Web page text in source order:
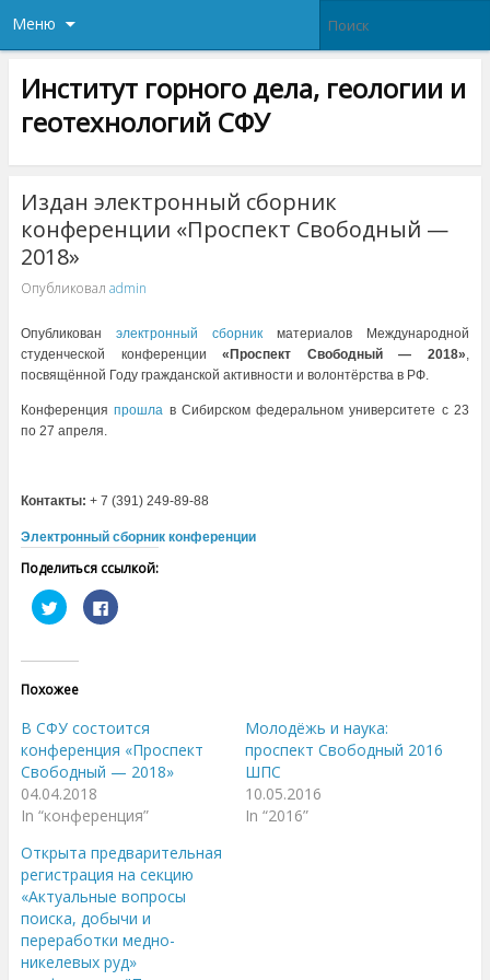
Меню
Институт горного дела, геологии и
геотехнологий СФУ
Издан электронный сборник
конференции «Проспект Свободный —
2018»
Опубликовал admin
Опубликован электронный сборник материалов Международной
студенческой конференции«Проспект Свободный — 2018»,
посвящённой Году гражданской активности и волонтёрства в РФ.
Конференцияпрошла в Сибирском федеральном университете с 23
по 27 апреля.
Контакты: + 7 (391) 249-89-88
Электронный сборник конференции
Поделиться ссылкой:
Н
а
и
е
,
т
о
б
ы
п
о
д
е
л
т
с
я
н
а
w
i
t
Н
а
е
с
ь
,
ч
б
ы
о
д
е
л
и
т
с
я
к
Похожее
В СФУ состоится
конференция «Проспект
Свободный — 2018»
04.04.2018
In “конференция”
Молодёжь и наука:
проспект Свободный 2016
ШПС
10.05.2016
In “2016”
Открыта предварительная
регистрация на секцию
«Актуальные вопросы
поиска, добычи и
переработки медно-
никелевых руд»